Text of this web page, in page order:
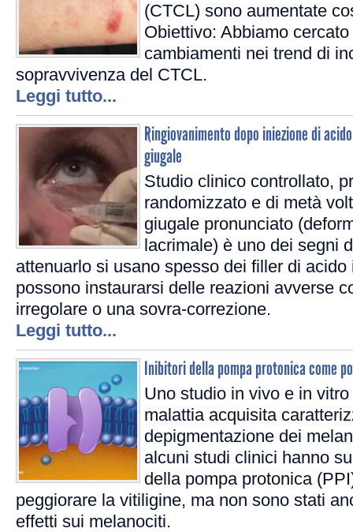
(CTCL) sono aumentate
Obiettivo: Abbiamo
cambiamenti nei trend di
sopravvivenza del CTCL.
Leggi tutto...
Ringiovanimento dopo iniezione di
giugale
Studio clinico controllato,
randomizzato e di metà
giugale pronunciato
lacrimale) è uno dei segni
attenuarlo si usano spesso dei filler di
possono instaurarsi delle reazioni avverse
irregolare o una sovra-correzione.
Leggi tutto...
Inibitori della pompa protonica come
Uno studio in vivo e in
malattia acquisita
depigmentazione dei
alcuni studi clinici hanno
della pompa protonica
peggiorare la vitiligine, ma non sono stati
effetti sui melanociti.